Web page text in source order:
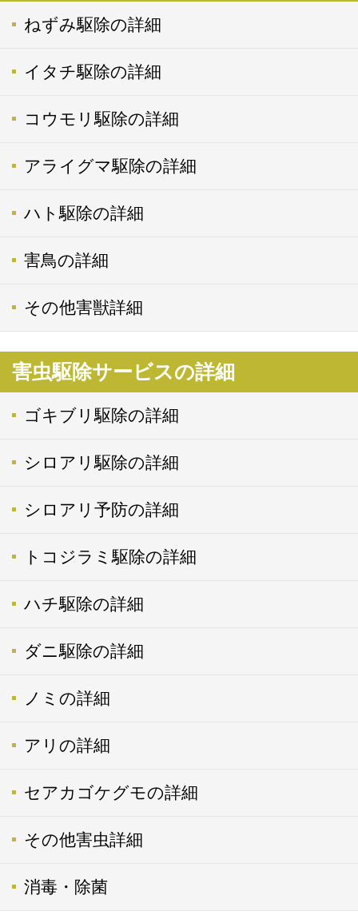
ねずみ駆除の詳細
イタチ駆除の詳細
コウモリ駆除の詳細
アライグマ駆除の詳細
ハト駆除の詳細
害鳥の詳細
その他害獣詳細
害虫駆除サービスの詳細
ゴキブリ駆除の詳細
シロアリ駆除の詳細
シロアリ予防の詳細
トコジラミ駆除の詳細
ハチ駆除の詳細
ダニ駆除の詳細
ノミの詳細
アリの詳細
セアカゴケグモの詳細
その他害虫詳細
消毒・除菌